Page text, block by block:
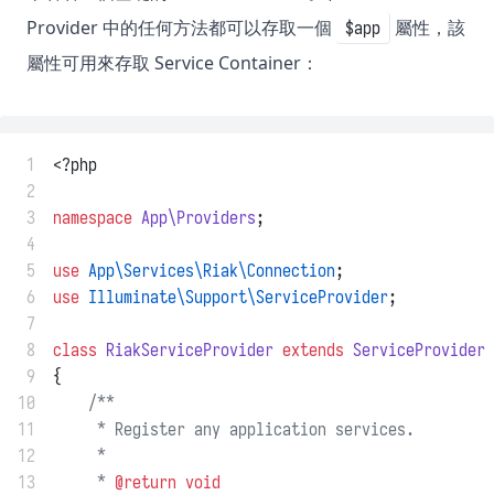
Provider 中的任何方法都可以存取一個
$app
屬性，該
屬性可用來存取 Service Container：
1
<?php
2
3
namespace App\Providers;
4
5
use App\Services\Riak\Connection;
6
use Illuminate\Support\ServiceProvider;
7
8
class RiakServiceProvider extends ServiceProvider
9
{
10
/**
11
     * Register any application services.
12
     *
13
     *
@return void